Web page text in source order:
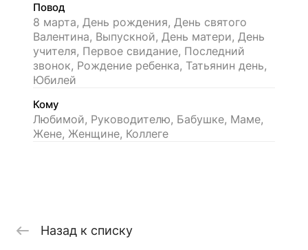
Повод
8 марта, День рождения, День святого
Валентина, Выпускной, День матери, День
учителя, Первое свидание, Последний
звонок, Рождение ребенка, Татьянин день,
Юбилей
Кому
Любимой, Руководителю, Бабушке, Маме,
Жене, Женщине, Коллеге
Назад к списку